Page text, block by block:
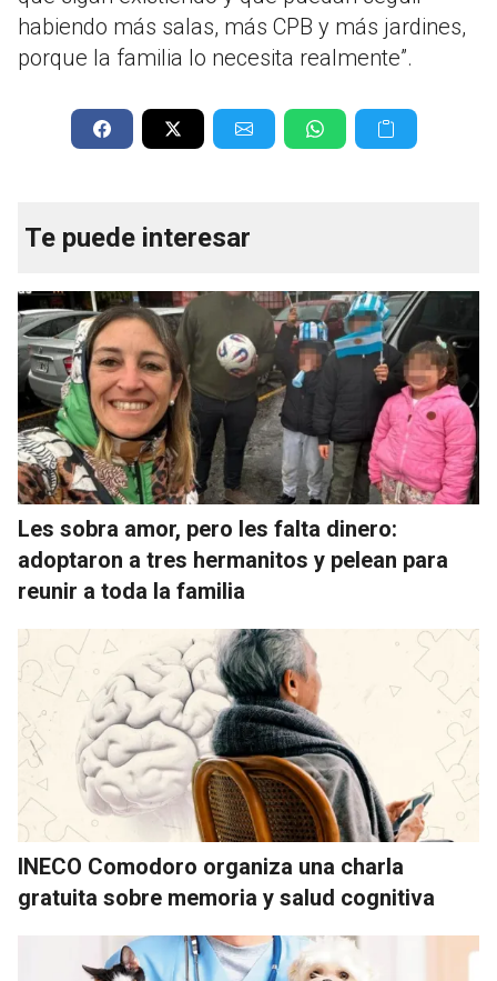
habiendo más salas, más CPB y más jardines,
porque la familia lo necesita realmente”.
Te puede interesar
Les sobra amor, pero les falta dinero:
adoptaron a tres hermanitos y pelean para
reunir a toda la familia
INECO Comodoro organiza una charla
gratuita sobre memoria y salud cognitiva